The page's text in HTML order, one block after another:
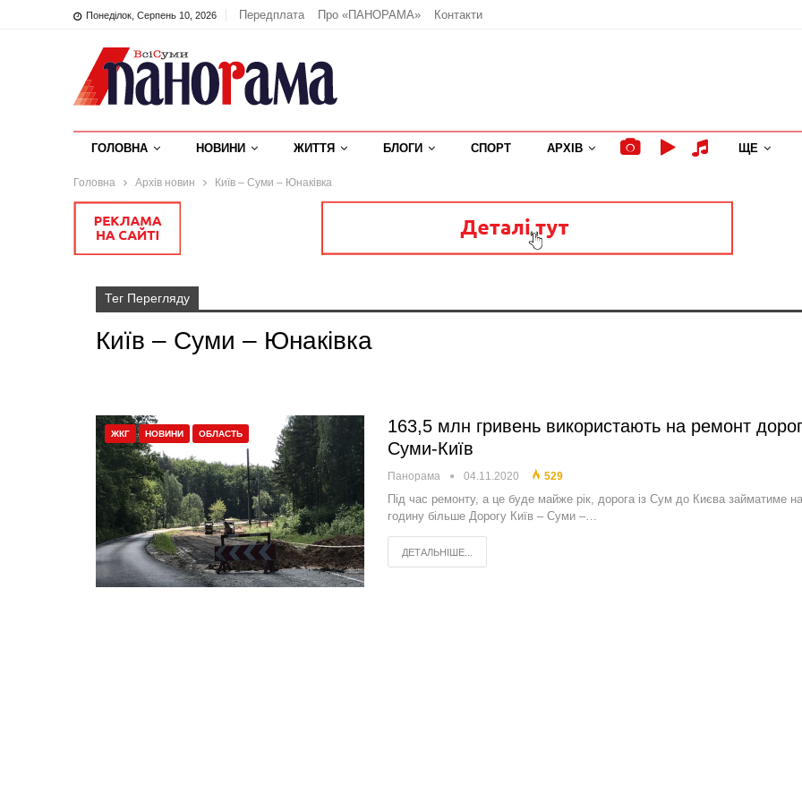
Понеділок, Серпень 10, 2026 Передплата Про «ПАНОРАМА» Контакти
ГОЛОВНА НОВИНИ ЖИТТЯ БЛОГИ СПОРТ АРХІВ ЩЕ
Головна Архів новин Київ – Суми – Юнаківка
Тег Перегляду
Київ – Суми – Юнаківка
ЖКГ НОВИНИ ОБЛАСТЬ
163,5 млн гривень використають на ремонт
Суми-Київ
Панорама 04.11.2020 529
Під час ремонту, а це буде майже рік, дорога із Сум до Києва займатиме на
годину більше Дорогу Київ – Суми –…
ДЕТАЛЬНІШЕ...